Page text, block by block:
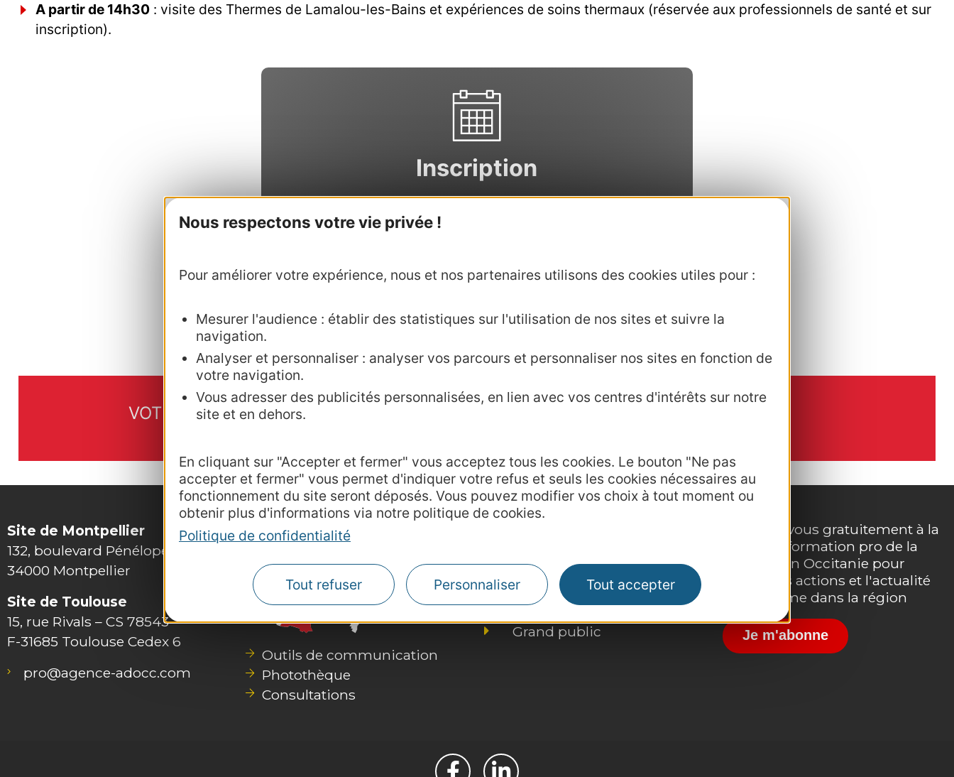
Nous respectons votre vie privée !
Pour améliorer votre expérience, nous et nos partenaires utilisons des cookies utiles pour :
Mesurer l'audience : établir des statistiques sur l'utilisation de nos sites et suivre la
navigation.
Analyser et personnaliser : analyser vos parcours et personnaliser nos sites en fonction de
votre navigation.
Vous adresser des publicités personnalisées, en lien avec vos centres d'intérêts sur notre
site et en dehors.
En cliquant sur "Accepter et fermer" vous acceptez tous les cookies. Le bouton "Ne pas
accepter et fermer" vous permet d'indiquer votre refus et seuls les cookies nécessaires au
fonctionnement du site seront déposés. Vous pouvez modifier vos choix à tout moment ou
obtenir plus d'informations via notre politique de cookies.
Politique de confidentialité
Tout refuser Personnaliser Tout accepter
A partir de 14h30 : visite des Thermes de Lamalou-les-Bains et expériences de soins thermaux (réservée aux professionnels de santé et sur
inscription).
Inscription
Pour vous inscrire, complétez le formulaire disponible via le
bouton ci-dessous avant le 12 février 2026.
VOTRE CONTACT
Cynthia Medico
Site de Montpellier
132, boulevard Pénélope
34000 Montpellier
Site de Toulouse
15, rue Rivals – CS 78543
F-31685 Toulouse Cedex 6
pro@agence-adocc.com
Outils de communication
Photothèque
Consultations
Voyagistes
Business/Mice
Thermalisme
Grand public
Inscrivez-vous gratuitement à la
lettre d'information pro de la
destination Occitanie pour
suivre nos actions et l'actualité
du tourisme dans la région
Je m'abonne